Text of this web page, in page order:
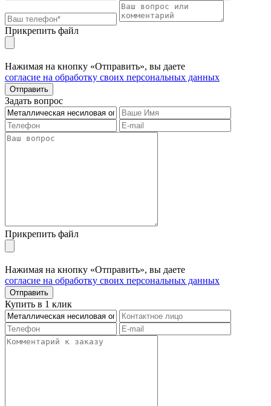
Прикрепить файл
Нажимая на кнопку «Отправить», вы даете
согласие на обработку своих персональных данных
Отправить
Задать вопрос
Прикрепить файл
Нажимая на кнопку «Отправить», вы даете
согласие на обработку своих персональных данных
Отправить
Купить в 1 клик